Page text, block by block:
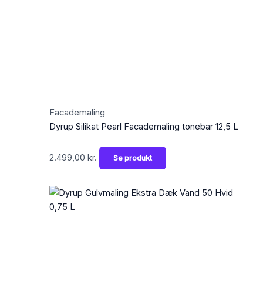
Facademaling
Dyrup Silikat Pearl Facademaling tonebar 12,5 L
2.499,00 kr. Se produkt